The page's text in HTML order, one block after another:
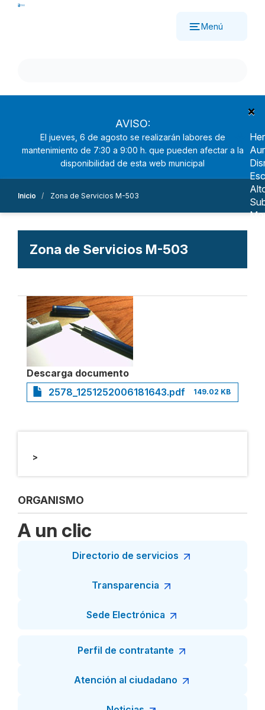
Pasar
Menú
×
AVISO:
El jueves, 6 de agosto se realizarán labores de
mantenimiento de 7:30 a 9:00 h. que pueden afectar a la
disponibilidad de esta web municipal
Inicio Zona de Servicios M-503
Zona de Servicios M-503
Descarga documento
2578_1251252006181643.pdf
149.02 KB
>
ORGANISMO
A un clic
Directorio de servicios
Transparencia
Sede Electrónica
Perfil de contratante
Atención al ciudadano